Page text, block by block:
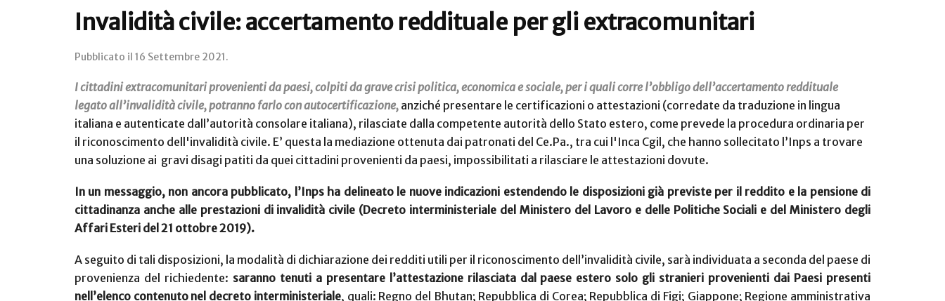
Invalidità civile: accertamento reddituale per gli extracomunitari
Pubblicato il 16 Settembre 2021.
I cittadini extracomunitari provenienti da paesi, colpiti da grave crisi politica, economica e sociale, per i quali corre l’obbligo dell’accertamento reddituale
legato all’invalidità civile, potranno farlo con autocertificazione, anziché presentare le certificazioni o attestazioni (corredate da traduzione in lingua
italiana e autenticate dall’autorità consolare italiana), rilasciate dalla competente autorità dello Stato estero, come prevede la procedura ordinaria per
il riconoscimento dell'invalidità civile. E’ questa la mediazione ottenuta dai patronati del Ce.Pa., tra cui l'Inca Cgil, che hanno sollecitato l’Inps a trovare
una soluzione ai gravi disagi patiti da quei cittadini provenienti da paesi, impossibilitati a rilasciare le attestazioni dovute.
In un messaggio, non ancora pubblicato, l’Inps ha delineato le nuove indicazioni estendendo le disposizioni già previste per il reddito e la pensione di
cittadinanza anche alle prestazioni di invalidità civile (Decreto interministeriale del Ministero del Lavoro e delle Politiche Sociali e del Ministero degli
Affari Esteri del 21 ottobre 2019).
A seguito di tali disposizioni, la modalità di dichiarazione dei redditi utili per il riconoscimento dell’invalidità civile, sarà individuata a seconda del paese di
provenienza del richiedente: saranno tenuti a presentare l’attestazione rilasciata dal paese estero solo gli stranieri provenienti dai Paesi presenti
nell’elenco contenuto nel decreto interministeriale, quali: Regno del Bhutan; Repubblica di Corea; Repubblica di Figi; Giappone; Regione amministrativa